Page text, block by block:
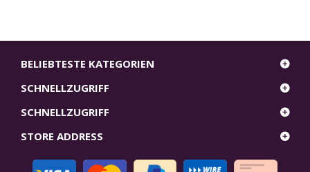
BELIEBTESTE KATEGORIEN
SCHNELLZUGRIFF
SCHNELLZUGRIFF
STORE ADDRESS